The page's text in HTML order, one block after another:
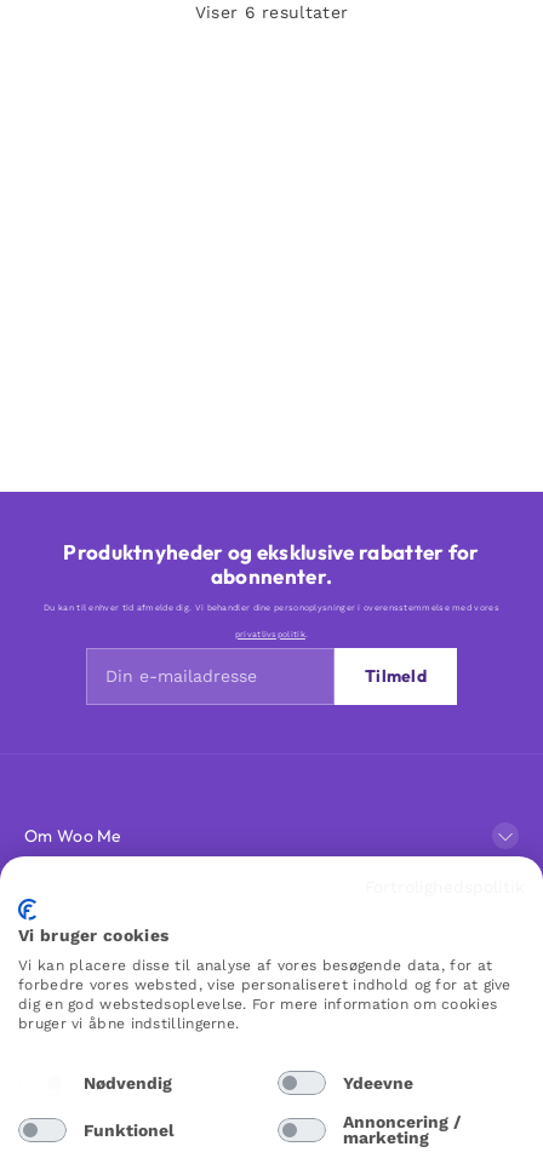
Viser 6 resultater
Produktnyheder og eksklusive rabatter for
abonnenter.
Du kan til enhver tid afmelde dig. Vi behandler dine personoplysninger i overensstemmelse med vores
privatlivspolitik.
Tilmeld
Om Woo Me
Kundeservice
Favoritter
WOO ME
Vi bruger cookies
Vi kan placere disse til analyse af vores besøgende data, for at
forbedre vores websted, vise personaliseret indhold og for at give
dig en god webstedsoplevelse. For mere information om cookies
bruger vi åbne indstillingerne.
Nødvendig Ydeevne
Funktionel
Annoncering /
marketing